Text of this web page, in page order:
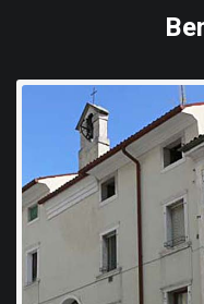
della città, risalente al
1706 - 1706
Nel 1706 l'artista
collocata nell'abiside
esistente: IVLIVS
1982
Intervento di restauro
Udine 1893